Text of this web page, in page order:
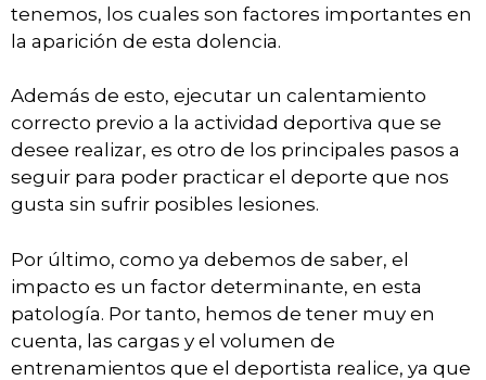
tenemos, los cuales son factores importantes en
la aparición de esta dolencia.
Además de esto, ejecutar un calentamiento
correcto previo a la actividad deportiva que se
desee realizar, es otro de los principales pasos a
seguir para poder practicar el deporte que nos
gusta sin sufrir posibles lesiones.
Por último, como ya debemos de saber, el
impacto es un factor determinante, en esta
patología. Por tanto, hemos de tener muy en
cuenta, las cargas y el volumen de
entrenamientos que el deportista realice, ya que